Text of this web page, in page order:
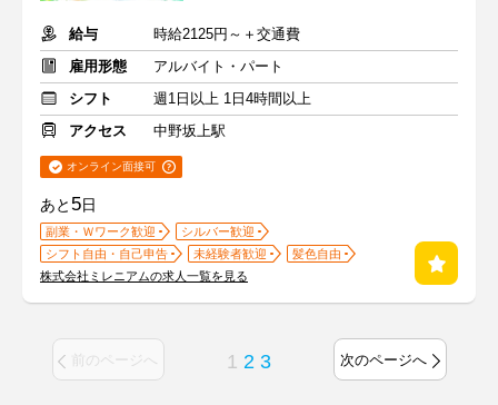
給与
時給2125円～＋交通費
雇用形態
アルバイト・パート
シフト
週1日以上 1日4時間以上
アクセス
中野坂上駅
オンライン面接可
あと 5日
副業・Ｗワーク歓迎
シルバー歓迎
シフト自由・自己申告
未経験者歓迎
髪色自由
株式会社ミレニアムの求人一覧を見る
前のページへ 1 2 3 次のページへ